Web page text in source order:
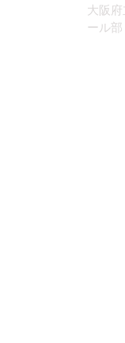
大阪
ール部